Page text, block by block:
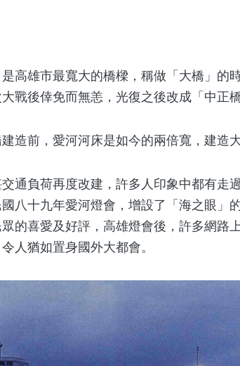
雄市最寬大的橋樑，稱做「大橋」的
戰後倖免而無恙，光復之後改成「中正橋
前，愛河河床是如今的兩倍寬，建造大
負荷再度改建，許多人印象中都有走
八十九年愛河燈會，增設了「海之眼」
的喜愛及好評，高雄燈會後，許多網路
人猶如置身國外大都會。